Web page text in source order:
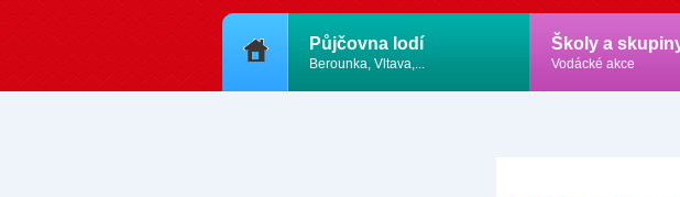
Půjčovna lodí
Berounka, Vltava,...
Školy a
Vodácké akce